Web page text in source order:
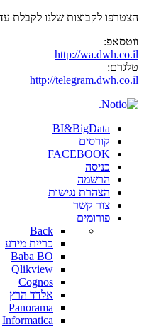
הצטרפו לקבוצות שלנו לקבלת
ווטסאפ:
http://wa.dwh.co.il
טלגרם:
http://telegram.dwh.co.il
BI&BigData
קורסים
FACEBOOK
כניסה
הרשמה
הצהרת נגישות
צור קשר
פורומים
Back
כריית מידע
Baba BO
Qlikview
Cognos
אלדד הרץ
Panorama
Informatica